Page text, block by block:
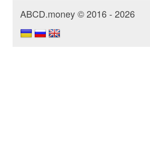
ABCD.money © 2016 - 2026